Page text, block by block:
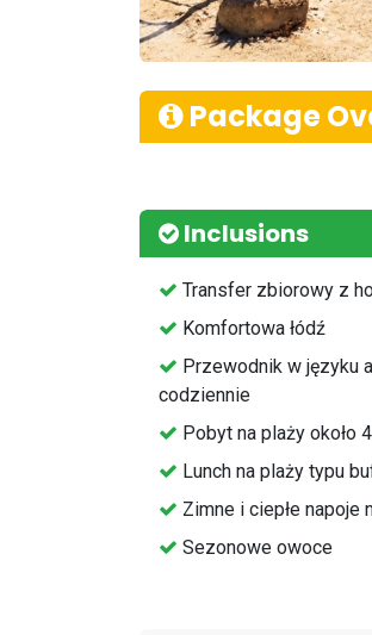
Package
Inclusions
⁠Transfer zbiorowy z
Komfortowa łódź
⁠Przewodnik w języku
codziennie
⁠Pobyt na plaży około
⁠Lunch na plaży typu
Zimne i ciepłe napoje
⁠Sezonowe owoce